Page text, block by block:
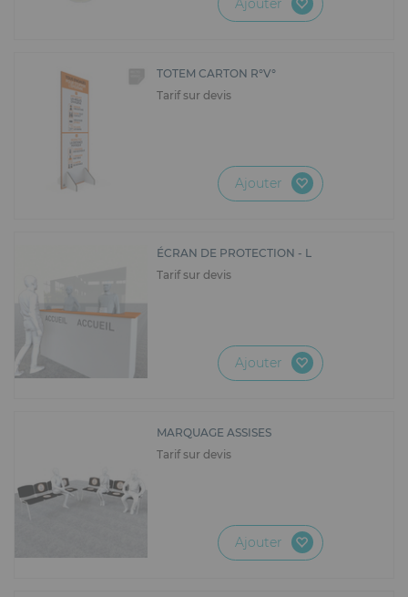
TOTEM CARTON R°V°
Tarif sur devis
Ajouter
ÉCRAN DE PROTECTION - L
Tarif sur devis
Ajouter
MARQUAGE ASSISES
Tarif sur devis
Ajouter